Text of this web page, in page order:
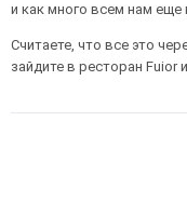
и как много всем нам еще
Считаете, что все это
зайдите в ресторан